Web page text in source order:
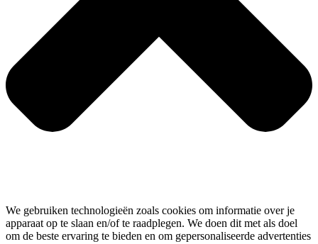
We gebruiken technologieën zoals cookies om informatie over je
apparaat op te slaan en/of te raadplegen. We doen dit met als doel
om de beste ervaring te bieden en om gepersonaliseerde advertenties